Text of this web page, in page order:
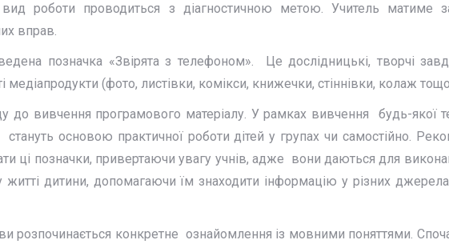
роботи проводиться з діагностичною метою. Учитель матиме
вправ.
позначка «Звірята з телефоном». Це дослідницькі, творчі
медіапродукти (фото, листівки, комікси, книжечки, стіннівки, колаж
вивчення програмового матеріалу. У рамках вивчення будь-якої
стануть основою практичної роботи дітей у групах чи самостійно.
ці позначки, привертаючи увагу учнів, адже вони даються для
дитини, допомагаючи їм знаходити інформацію у різних
розпочинається конкретне ознайомлення із мовними поняттями.